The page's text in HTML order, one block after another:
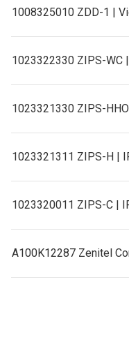
1008325010 ZDD-1 |
1023322330 ZIPS-WC
1023321330 ZIPS-
1023321311 ZIPS-H |
1023320011 ZIPS-C |
A100K12287 Zenitel